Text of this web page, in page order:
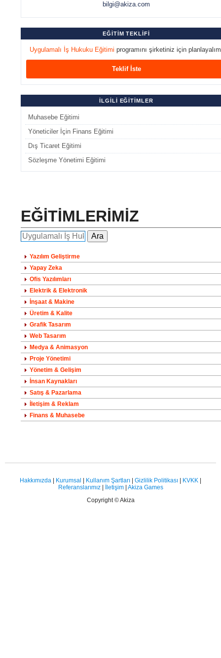
bilgi@akiza.com
EĞİTİM TEKLİFİ
Uygulamalı İş Hukuku Eğitimi programını şirketiniz için
Teklif İste
İLGİLİ EĞİTİMLER
Muhasebe Eğitimi
Yöneticiler İçin Finans Eğitimi
Dış Ticaret Eğitimi
Sözleşme Yönetimi Eğitimi
EĞİTİMLERİMİZ
Yazılım Geliştirme
Yapay Zeka
Ofis Yazılımları
Elektrik & Elektronik
İnşaat & Makine
Üretim & Kalite
Grafik Tasarım
Web Tasarım
Medya & Animasyon
Proje Yönetimi
Yönetim & Gelişim
İnsan Kaynakları
Satış & Pazarlama
İletişim & Reklam
Finans & Muhasebe
Hakkımızda Kurumsal Kullanım Şartları Gizlilik Politikası KVKK
Referanslarımız| İletişim| Akiza Games
Copyright © Akiza